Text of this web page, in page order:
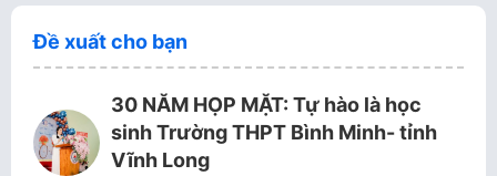
Đề xuất cho bạn
30 NĂM HỌP MẶT: Tự hào là học
sinh Trường THPT Bình Minh- tỉnh
Vĩnh Long